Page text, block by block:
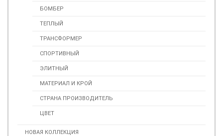
БОМБЕР
ТЕПЛЫЙ
ТРАНСФОРМЕР
СПОРТИВНЫЙ
ЭЛИТНЫЙ
МАТЕРИАЛ И КРОЙ
СТРАНА ПРОИЗВОДИТЕЛЬ
ЦВЕТ
НОВАЯ КОЛЛЕКЦИЯ